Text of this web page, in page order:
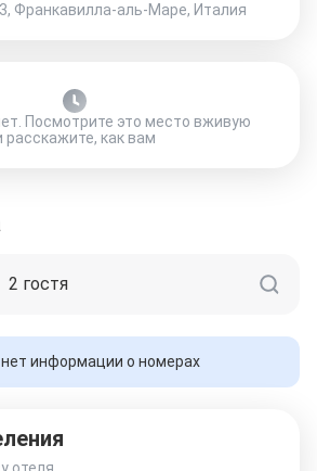
Франкавилла-аль-Маре, Италия
Посмотрите это место вживую
расскажите, как вам
2 гостя
нет информации о номерах